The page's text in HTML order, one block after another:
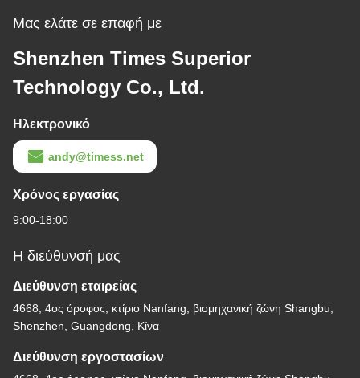
Μας ελάτε σε επαφή με
Shenzhen Times Superior
Technology Co., Ltd.
Ηλεκτρονικό
andy@timess.net
Χρόνος εργασίας
9:00-18:00
Η διεύθυνσή μας
Διεύθυνση εταιρείας
4668, 4ος όροφος, κτίριο Nanfang, βιομηχανική ζώνη Shangbu,
Shenzhen, Guangdong, Κίνα
Διεύθυνση εργοστασίων